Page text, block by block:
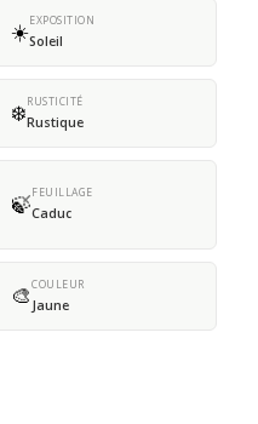
☀️EXPOSITION
Soleil
❄️RUSTICITÉ
Rustique
🍃FEUILLAGE
Caduc
🎨COULEUR
Jaune